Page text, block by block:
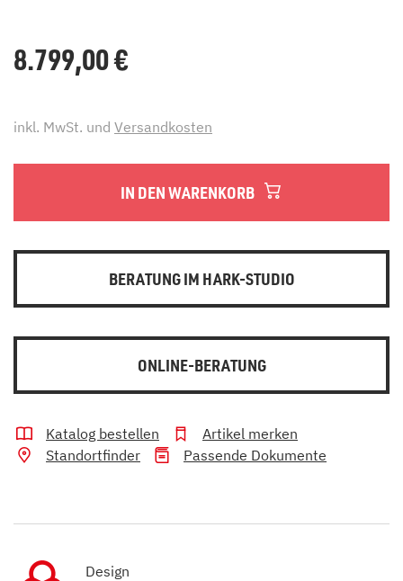
8.799,00€
inkl. MwSt. und Versandkosten
IN DEN WARENKORB
BERATUNG IM HARK-STUDIO
ONLINE-BERATUNG
Katalog bestellen
Artikel merken
Standortfinder
Passende Dokumente
Design